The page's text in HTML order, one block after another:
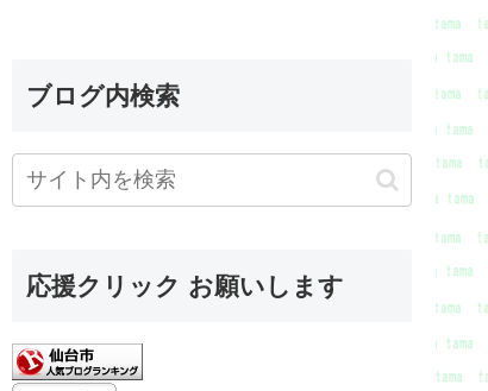
ブログ内検索
応援クリック お願いします